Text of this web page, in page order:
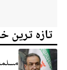
تازہ ترین